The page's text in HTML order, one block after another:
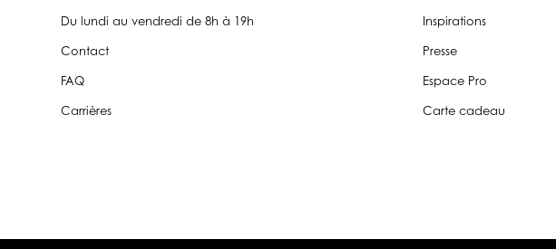
Du lundi au vendredi de 8h à 19h
Contact
FAQ
Carrières
Inspirations
Presse
Espace Pro
Carte cadeau